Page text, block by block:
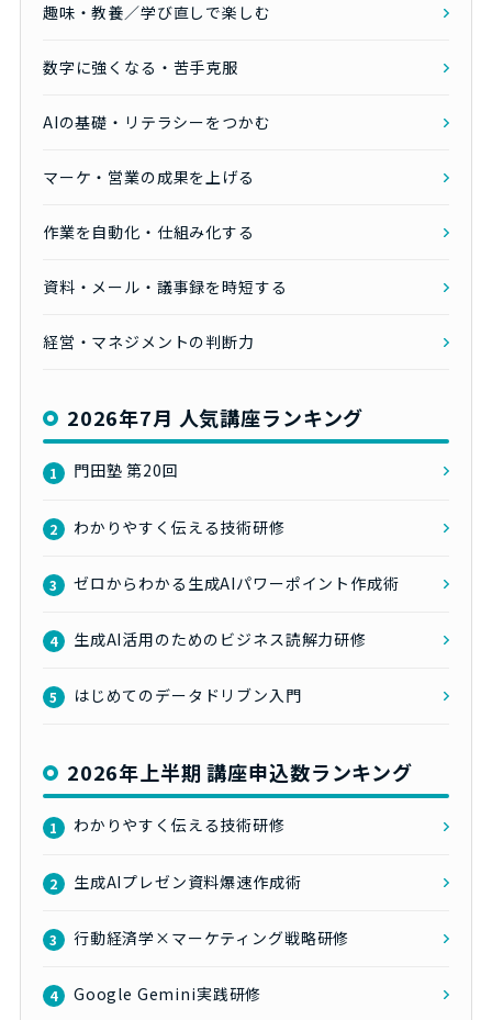
趣味・教養／学び直しで楽しむ
数字に強くなる・苦手克服
AIの基礎・リテラシーをつかむ
マーケ・営業の成果を上げる
作業を自動化・仕組み化する
資料・メール・議事録を時短する
経営・マネジメントの判断力
2026年7月 人気講座ランキング
1 門田塾 第20回
2 わかりやすく伝える技術研修
3 ゼロからわかる生成AIパワーポイント作成術
4 生成AI活用のためのビジネス読解力研修
5 はじめてのデータドリブン入門
2026年上半期 講座申込数ランキング
1 わかりやすく伝える技術研修
2 生成AIプレゼン資料爆速作成術
3 行動経済学×マーケティング戦略研修
4 Google Gemini実践研修